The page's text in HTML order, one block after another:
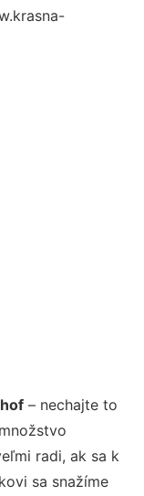
– nechajte to
radi, ak sa k
sa snažíme